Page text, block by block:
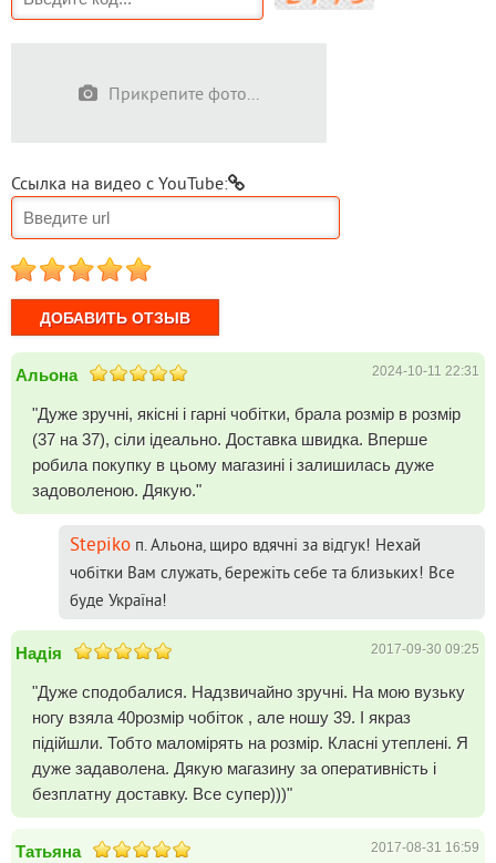
Прикрепите фото...
Ссылка на видео с YouTube:
1 2 3 4 5
Альона 2024-10-11 22:31
"Дуже зручні, якісні і гарні чобітки, брала розмір в розмір
(37 на 37), сіли ідеально. Доставка швидка. Вперше
робила покупку в цьому магазині і залишилась дуже
задоволеною. Дякую."
Stepiko п. Альона, щиро вдячні за відгук! Нехай
чобітки Вам служать, бережіть себе та близьких! Все
буде Україна!
Надія 2017-09-30 09:25
"Дуже сподобалися. Надзвичайно зручні. На мою вузьку
ногу взяла 40розмір чобіток , але ношу 39. І якраз
підійшли. Тобто маломірять на розмір. Класні утеплені. Я
дуже задаволена. Дякую магазину за оперативність і
безплатну доставку. Все супер)))"
Татьяна 2017-08-31 16:59